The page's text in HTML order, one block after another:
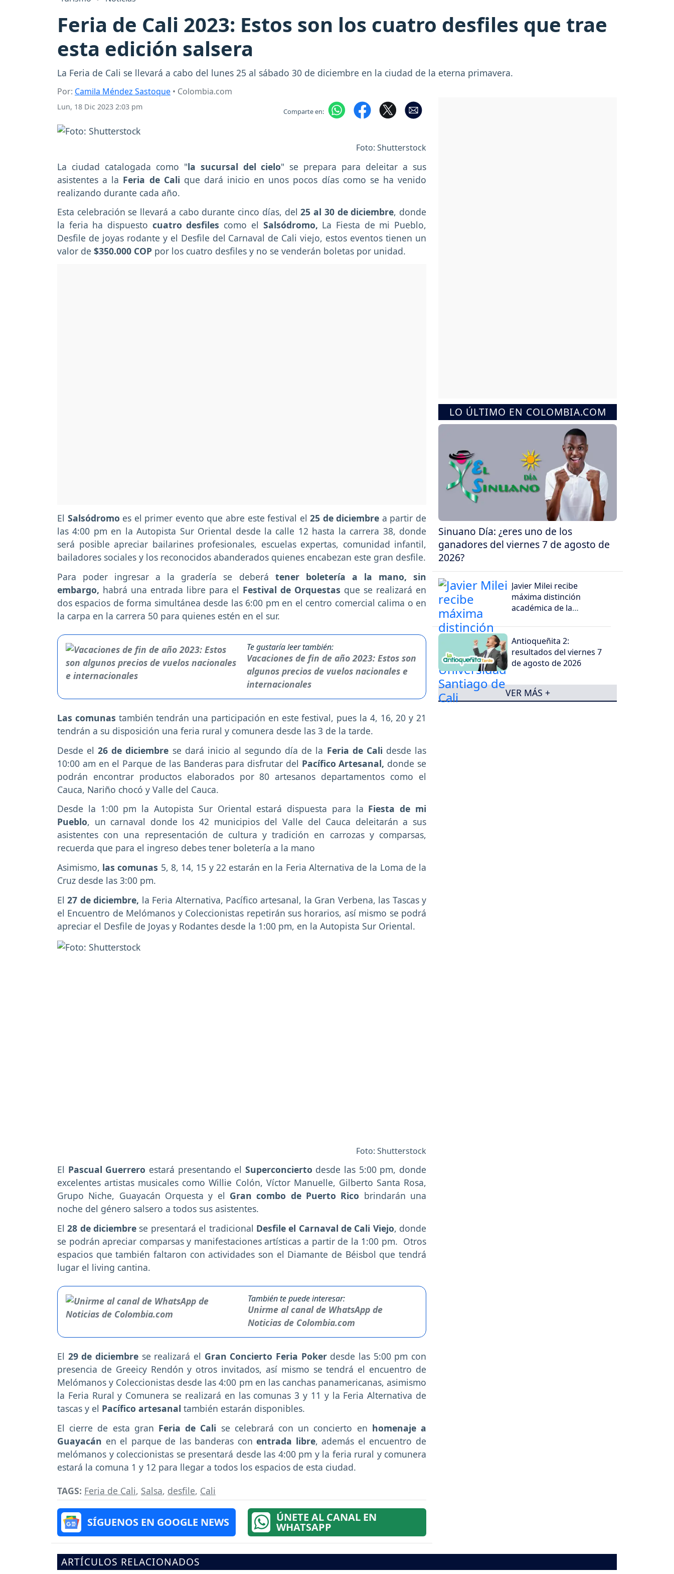
Feria de Cali 2023: Estos son los cuatro desfiles que trae
esta edición salsera
La Feria de Cali se llevará a cabo del lunes 25 al sábado 30 de diciembre en la ciudad de la eterna primavera.
Por: Camila Méndez Sastoque • Colombia.com
Lun, 18 Dic 2023 2:03 pm Comparte en:
Foto: Shutterstock
La ciudad catalogada como "la sucursal del cielo" se prepara para deleitar a sus
asistentes a la Feria de Cali que dará inicio en unos pocos días como se ha venido
realizando durante cada año.
Esta celebración se llevará a cabo durante cinco días, del 25 al 30 de diciembre, donde
la feria ha dispuesto cuatro desfiles como el Salsódromo, La Fiesta de mi Pueblo,
Desfile de joyas rodante y el Desfile del Carnaval de Cali viejo, estos eventos tienen un
valor de $350.000 COP por los cuatro desfiles y no se venderán boletas por unidad.
El Salsódromo es el primer evento que abre este festival el25 de diciembre a partir de
las 4:00 pm en la Autopista Sur Oriental desde la calle 12 hasta la carrera 38, donde
será posible apreciar bailarines profesionales, escuelas expertas, comunidad infantil,
bailadores sociales y los reconocidos abanderados quienes encabezan este gran desfile.
Para poder ingresar a la gradería se deberá tener boletería a la mano, sin
embargo, habrá una entrada libre para el Festival de Orquestas que se realizará en
dos espacios de forma simultánea desde las 6:00 pm en el centro comercial calima o en
la carpa en la carrera 50 para quienes estén en el sur.
Te gustaría leer también:
Vacaciones de fin de año 2023: Estos son
algunos precios de vuelos nacionales e
internacionales
Las comunas también tendrán una participación en este festival, pues la 4, 16, 20 y 21
tendrán a su disposición una feria rural y comunera desde las 3 de la tarde.
Desde el26 de diciembre se dará inicio al segundo día de la Feria de Cali desde las
10:00 am en el Parque de las Banderas para disfrutar del Pacífico Artesanal, donde se
podrán encontrar productos elaborados por 80 artesanos departamentos como el
Cauca, Nariño chocó y Valle del Cauca.
Desde la 1:00 pm la Autopista Sur Oriental estará dispuesta para la Fiesta de mi
Pueblo, un carnaval donde los 42 municipios del Valle del Cauca deleitarán a sus
asistentes con una representación de cultura y tradición en carrozas y comparsas,
recuerda que para el ingreso debes tener boletería a la mano
Asimismo, las comunas 5, 8, 14, 15 y 22 estarán en la Feria Alternativa de la Loma de la
Cruz desde las 3:00 pm.
El27 de diciembre, la Feria Alternativa, Pacífico artesanal, la Gran Verbena, las Tascas y
el Encuentro de Melómanos y Coleccionistas repetirán sus horarios, así mismo se podrá
apreciar el Desfile de Joyas y Rodantes desde la 1:00 pm, en la Autopista Sur Oriental.
Foto: Shutterstock
El Pascual Guerrero estará presentando el Superconcierto desde las 5:00 pm, donde
excelentes artistas musicales como Willie Colón, Víctor Manuelle, Gilberto Santa Rosa,
Grupo Niche, Guayacán Orquesta y el Gran combo de Puerto Rico brindarán una
noche del género salsero a todos sus asistentes.
El28 de diciembre se presentará el tradicional Desfile el Carnaval de Cali Viejo, donde
se podrán apreciar comparsas y manifestaciones artísticas a partir de la 1:00 pm. Otros
espacios que también faltaron con actividades son el Diamante de Béisbol que tendrá
lugar el living cantina.
También te puede interesar:
Unirme al canal de WhatsApp de
Noticias de Colombia.com
El 29 de diciembre se realizará el Gran Concierto Feria Poker desde las 5:00 pm con
presencia de Greeicy Rendón y otros invitados, así mismo se tendrá el encuentro de
Melómanos y Coleccionistas desde las 4:00 pm en las canchas panamericanas, asimismo
la Feria Rural y Comunera se realizará en las comunas 3 y 11 y la Feria Alternativa de
tascas y el Pacífico artesanal también estarán disponibles.
El cierre de esta gran Feria de Cali se celebrará con un concierto en homenaje a
Guayacán en el parque de las banderas conentrada libre, además el encuentro de
melómanos y coleccionistas se presentará desde las 4:00 pm y la feria rural y comunera
estará la comuna 1 y 12 para llegar a todos los espacios de esta ciudad.
TAGS: Feria de Cali, Salsa, desfile, Cali
SÍGUENOS EN GOOGLE NEWS ÚNETE AL CANAL EN
WHATSAPP
LO ÚLTIMO EN COLOMBIA.COM
Sinuano Día: ¿eres uno de los
ganadores del viernes 7 de agosto de
2026?
Javier Milei recibe
máxima distinción
académica de la
Cali
Antioqueñita 2:
resultados del viernes 7
de agosto de 2026
VER MÁS +
ARTÍCULOS RELACIONADOS